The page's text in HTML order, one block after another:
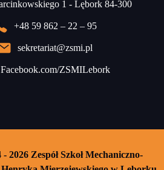
1 - Lębork 84-300
+48 59 862 – 22 – 95
sekretariat@zsmi.pl
Facebook.com/ZSMILebork
2026 Zespół Szkoł Mechaniczno-